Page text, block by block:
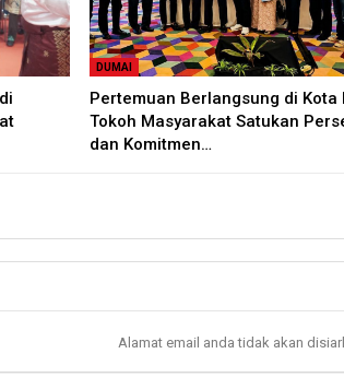
DUMAI
Pertemuan Berlangsung di Kota
Tokoh Masyarakat Satukan
dan Komitmen…
Alamat email anda tidak akan